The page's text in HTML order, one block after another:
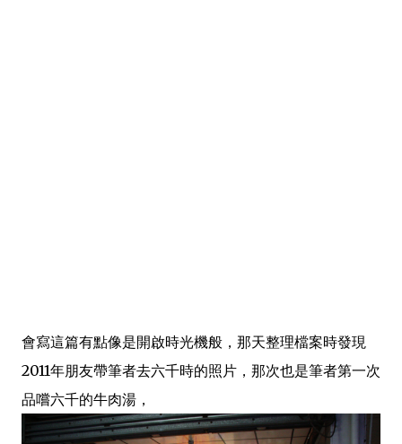
會寫這篇有點像是開啟時光機般，那天整理檔案時發現
2011年朋友帶筆者去六千時的照片，那次也是筆者第一次
品嚐六千的牛肉湯，